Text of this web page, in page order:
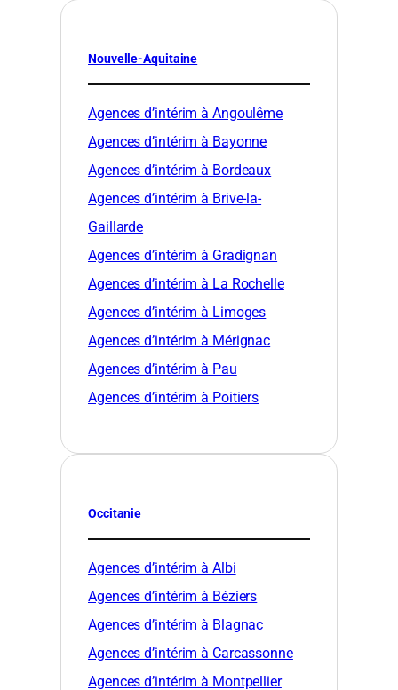
Nouvelle-Aquitaine
Agences d’intérim à Angoulême
Agences d’intérim à Bayonne
Agences d’intérim à Bordeaux
Agences d’intérim à Brive-la-
Gaillarde
Agences d’intérim à Gradignan
Agences d’intérim à La Rochelle
Agences d’intérim à Limoges
Agences d’intérim à Mérignac
Agences d’intérim à Pau
Agences d’intérim à Poitiers
Occitanie
Agences d’intérim à Albi
Agences d’intérim à Béziers
Agences d’intérim à Blagnac
Agences d’intérim à Carcassonne
Agences d’intérim à Montpellier